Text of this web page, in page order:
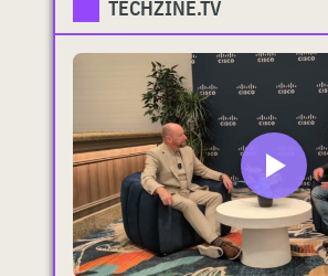
TECHZINE.TV